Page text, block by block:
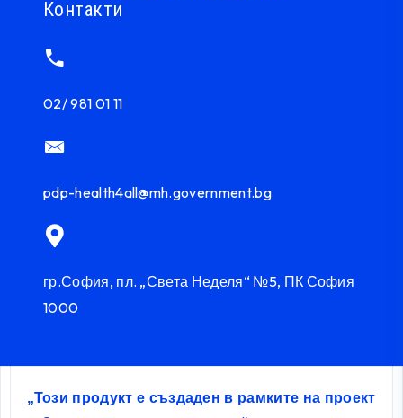
Контакти
02/ 981 01 11
pdp-health4all@mh.government.bg
гр.София, пл. „Света Неделя“ №5, ПК София
1000
„Този продукт е създаден в рамките на проект